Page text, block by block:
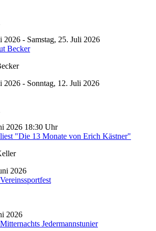
2026 - Samstag, 25. Juli 2026
Becker
2026 - Sonntag, 12. Juli 2026
2026 18:30 Uhr
"Die 13 Monate von Erich Kästner"
2026
2026
Jedermannstunier